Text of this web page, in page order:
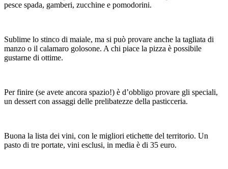
pesce spada, gamberi, zucchine e pomodorini.
Sublime lo stinco di maiale, ma si può provare anche la tagliata di
manzo o il calamaro golosone. A chi piace la pizza è possibile
gustarne di ottime.
Per finire (se avete ancora spazio!) è d’obbligo provare gli speciali,
un dessert con assaggi delle prelibatezze della pasticceria.
Buona la lista dei vini, con le migliori etichette del territorio. Un
pasto di tre portate, vini esclusi, in media è di 35 euro.